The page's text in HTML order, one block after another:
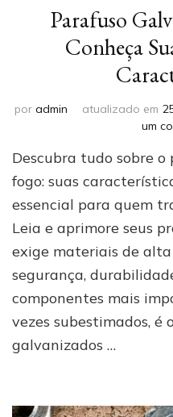
Parafuso
Conheça
por admin atualizado em
um
Descubra tudo sobre
fogo: suas
essencial para quem
Leia e aprimore seus
exige materiais de
segurança,
componentes mais
vezes subestimados, é
galvanizados …